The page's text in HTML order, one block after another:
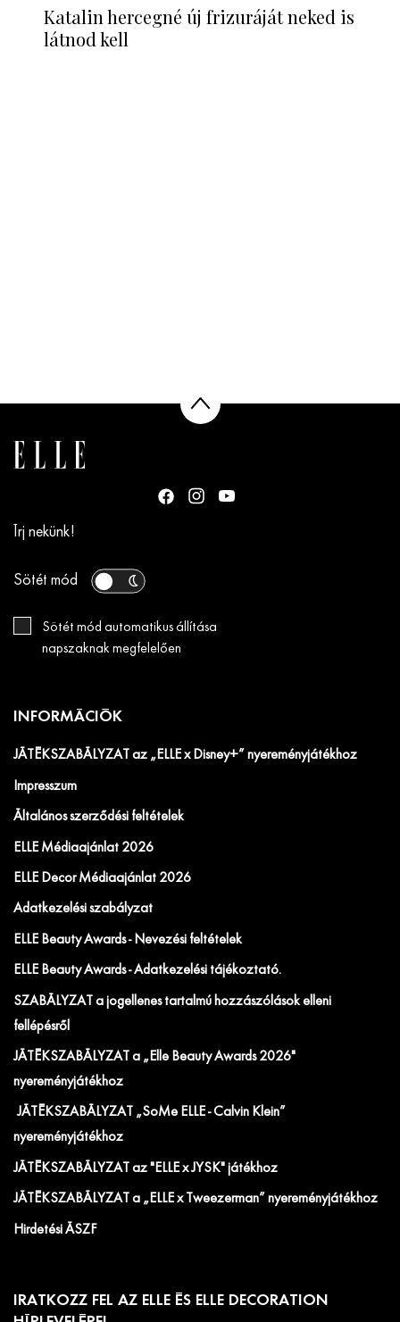
Katalin hercegné új frizuráját neked is
látnod kell
Írj nekünk!
Sötét mód
Sötét mód automatikus állítása
napszaknak megfelelően
INFORMÁCIÓK
JÁTÉKSZABÁLYZAT az „ELLE x Disney+” nyereményjátékhoz
Impresszum
Általános szerződési feltételek
ELLE Médiaajánlat 2026
ELLE Decor Médiaajánlat 2026
Adatkezelési szabályzat
ELLE Beauty Awards - Nevezési feltételek
ELLE Beauty Awards - Adatkezelési tájékoztató.
SZABÁLYZAT a jogellenes tartalmú hozzászólások elleni
fellépésről
JÁTÉKSZABÁLYZAT a „Elle Beauty Awards 2026"
nyereményjátékhoz
JÁTÉKSZABÁLYZAT „SoMe ELLE - Calvin Klein”
nyereményjátékhoz
JÁTÉKSZABÁLYZAT az "ELLE x JYSK" játékhoz
JÁTÉKSZABÁLYZAT a „ELLE x Tweezerman” nyereményjátékhoz
Hirdetési ÁSZF
IRATKOZZ FEL AZ ELLE ÉS ELLE DECORATION